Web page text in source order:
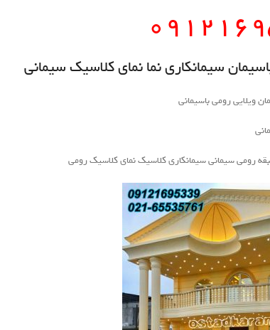
سیمانکاری نما نمای کلاسیک سیمانی
ویلایی رومی باسیمانی
رومی سیمانی سیمانکاری کلاسیک نمای کلاسیک رومی